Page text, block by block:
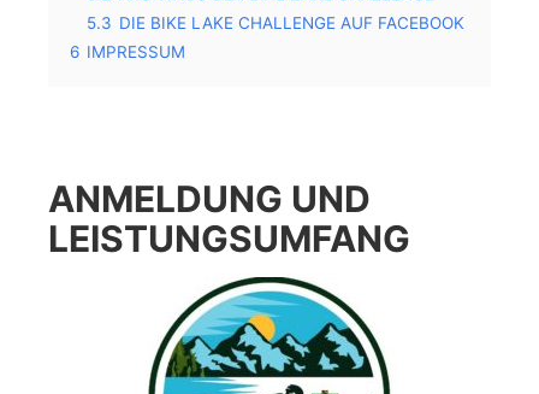
5.3 DIE BIKE LAKE CHALLENGE AUF FACEBOOK
6 IMPRESSUM
ANMELDUNG UND
LEISTUNGSUMFANG